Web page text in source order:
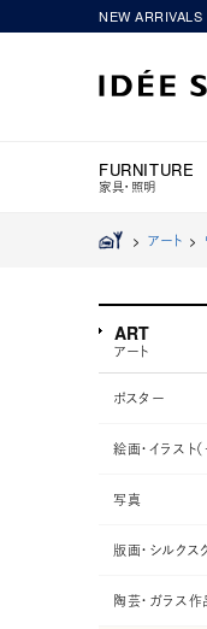
NEW ARRIVALS
FURNITURE
家具・照明
> アート>
ART
アート
ポスター
絵画・イラスト
写真
版画・シルクス
陶芸・ガラス作